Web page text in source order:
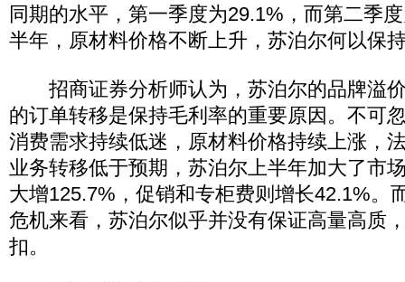
同期的水平，第一季度为29.1%，而第二季
半年，原材料价格不断上升，苏泊尔何以保
招商证券分析师认为，苏泊尔的品牌溢
的订单转移是保持毛利率的重要原因。不可
消费需求持续低迷，原材料价格持续上涨，
业务转移低于预期，苏泊尔上半年加大了市
大增125.7%，促销和专柜费则增长42.1%。
危机来看，苏泊尔似乎并没有保证高量高质
扣。